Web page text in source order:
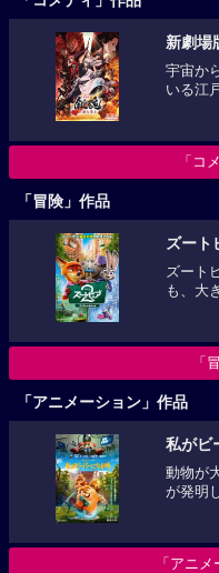
新劇場
宇宙か
いる江
「コ
「冒険」作品
ズート
ズート
も、大
「
「アニメーション」作品
私がビ
動物が
が発明
「アニ